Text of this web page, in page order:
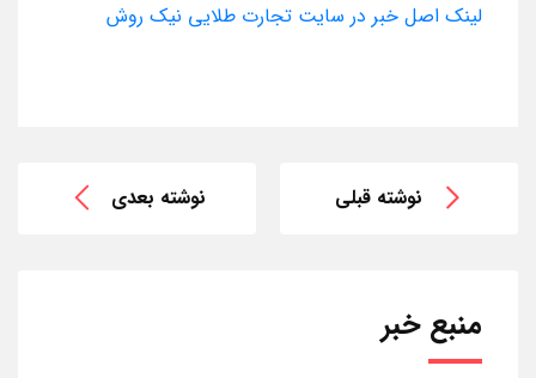
لینک اصل خبر در سایت تجارت طلایی نیک روش
نوشته قبلی نوشته بعدی
منبع خبر